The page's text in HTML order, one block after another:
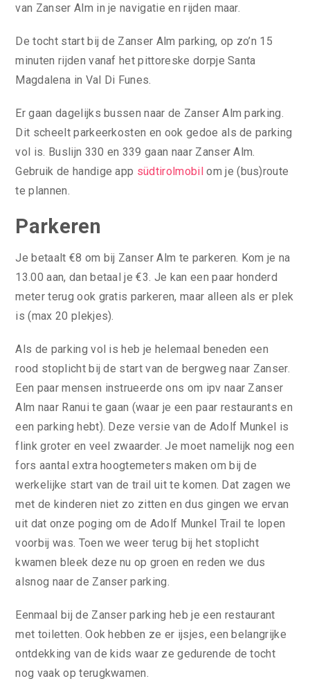
van Zanser Alm in je navigatie en rijden maar.
De tocht start bij de Zanser Alm parking, op zo’n 15
minuten rijden vanaf het pittoreske dorpje Santa
Magdalena in Val Di Funes.
Er gaan dagelijks bussen naar de Zanser Alm parking.
Dit scheelt parkeerkosten en ook gedoe als de parking
vol is. Buslijn 330 en 339 gaan naar Zanser Alm.
Gebruik de handige app südtirolmobilom je (bus)route
te plannen.
Parkeren
Je betaalt €8 om bij Zanser Alm te parkeren. Kom je na
13.00 aan, dan betaal je €3. Je kan een paar honderd
meter terug ook gratis parkeren, maar alleen als er plek
is (max 20 plekjes).
Als de parking vol is heb je helemaal beneden een
rood stoplicht bij de start van de bergweg naar Zanser.
Een paar mensen instrueerde ons om ipv naar Zanser
Alm naar Ranui te gaan (waar je een paar restaurants en
een parking hebt). Deze versie van de Adolf Munkel is
flink groter en veel zwaarder. Je moet namelijk nog een
fors aantal extra hoogtemeters maken om bij de
werkelijke start van de trail uit te komen. Dat zagen we
met de kinderen niet zo zitten en dus gingen we ervan
uit dat onze poging om de Adolf Munkel Trail te lopen
voorbij was. Toen we weer terug bij het stoplicht
kwamen bleek deze nu op groen en reden we dus
alsnog naar de Zanser parking.
Eenmaal bij de Zanser parking heb je een restaurant
met toiletten. Ook hebben ze er ijsjes, een belangrijke
ontdekking van de kids waar ze gedurende de tocht
nog vaak op terugkwamen.